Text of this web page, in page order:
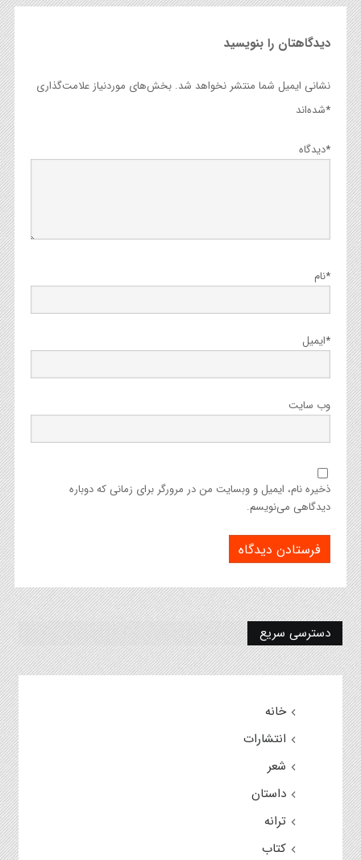
دیدگاهتان را بنویسید
نشانی ایمیل شما منتشر نخواهد شد. بخش‌های موردنیاز علامت‌گذاری
شده‌اند*
دیدگاه*
نام*
ایمیل*
وب‌ سایت
ذخیره نام، ایمیل و وبسایت من در مرورگر برای زمانی که دوباره
دیدگاهی می‌نویسم.
دسترسی سریع
خانه
انتشارات
شعر
داستان
ترانه
کتاب